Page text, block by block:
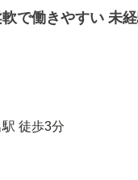
で働きやすい 未
徒歩3分